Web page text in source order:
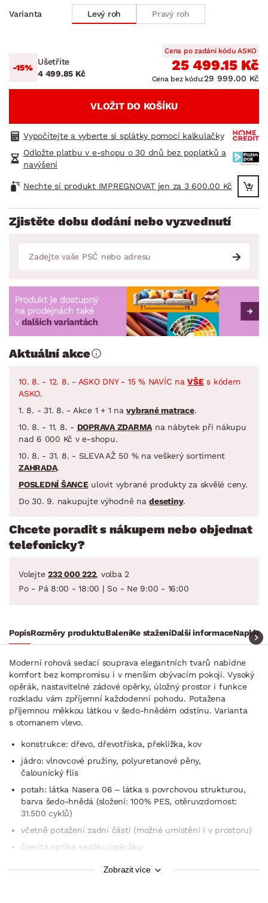
Varianta Levý roh Pravý roh
-15%
Ušetříte
4 499.85 Kč
Cena po zadání kódu ASKO
25 499.15 Kč
Cena bez kódu:29 999.00 Kč
VLOŽIT DO KOŠÍKU
Vypočítejte a vyberte si splátky pomocí kalkulačky
Odložte platbu v e-shopu o 30 dnů bez poplatků a
navýšení
Nechte si produkt IMPREGNOVAT jen za 3 600.00 Kč
Zjistěte dobu dodání nebo vyzvednutí
Aktuální akce
10. 8. - 12. 8. - ASKO DNY - 15 % NAVÍC naVŠEs kódem
ASKO.
1. 8. - 31. 8. - Akce 1 + 1 navybrané matrace.
10. 8. - 11. 8. - DOPRAVA ZDARMA na nábytek při nákupu
nad 6 000 Kč v e-shopu.
10. 8. - 31. 8. - SLEVA AŽ 50 % na veškerý sortiment
ZAHRADA.
POSLEDNÍ ŠANCEulovit vybrané produkty za skvělé ceny.
Do 30. 9. nakupujte výhodně nadesetiny.
Chcete poradit s nákupem nebo objednat
telefonicky?
Volejte 232 000 222, volba 2
Po - Pá 8:00 - 18:00 | So - Ne 9:00 - 16:00
PopisRozměry produktuBaleníKe staženíDalší informace
Moderní rohová sedací souprava elegantních tvarů nabídne
komfort bez kompromisu i v menším obývacím pokoji. Vysoký
opěrák, nastavitelné zádové opěrky, úložný prostor i funkce
rozkladu vám zpříjemní každodenní pohodu. Potažena
příjemnou měkkou látkou v šedo-hnědém odstínu. Varianta
s otomanem vlevo.
konstrukce: dřevo, dřevotříska, překližka, kov
jádro: vlnovcové pružiny, polyuretanové pěny,
čalounický flís
potah: látka Nasera 06 – látka s povrchovou strukturou,
barva šedo-hnědá (složení: 100% PES, otěruvzdornost:
31.500 cyklů)
včetně potažení zadní části (možné umístění i v prostoru)
členitá optika sedáku/opěráku
Zobrazit více